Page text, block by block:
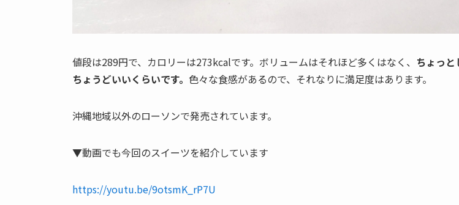
値段は289円で、カロリーは273kcalです。ボリュームはそれほど多くはなく、 ちょっ
ちょうどいいくらいです。 色々な食感があるので、それなりに満足度はあります。
沖縄地域以外のローソンで発売されています。
▼動画でも今回のスイーツを紹介しています
https://youtu.be/9otsmK_rP7U